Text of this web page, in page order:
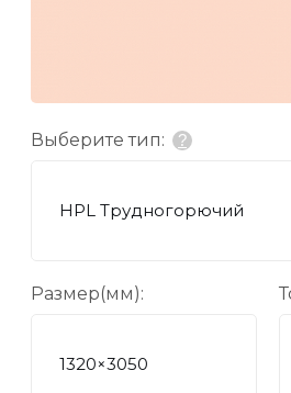
Выберите тип: ?
HPL Трудногорючий
Размер(мм):
1320×3050